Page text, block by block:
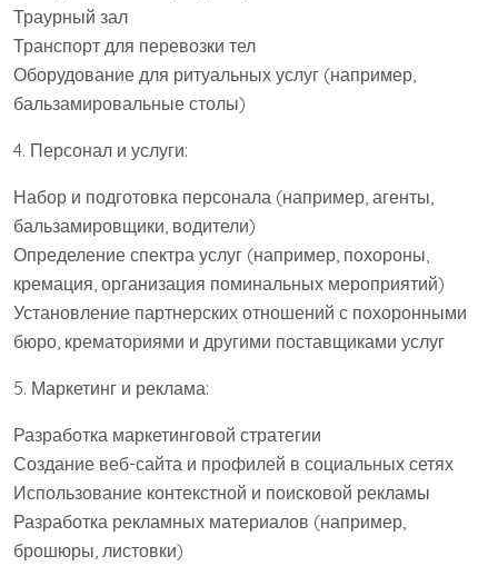
Траурный зал
Транспорт для перевозки тел
Оборудование для ритуальных услуг (например,
бальзамировальные столы)
4. Персонал и услуги:
Набор и подготовка персонала (например, агенты,
бальзамировщики, водители)
Определение спектра услуг (например, похороны,
кремация, организация поминальных мероприятий)
Установление партнерских отношений с похоронными
бюро, крематориями и другими поставщиками услуг
5. Маркетинг и реклама:
Разработка маркетинговой стратегии
Создание веб-сайта и профилей в социальных сетях
Использование контекстной и поисковой рекламы
Разработка рекламных материалов (например,
брошюры, листовки)